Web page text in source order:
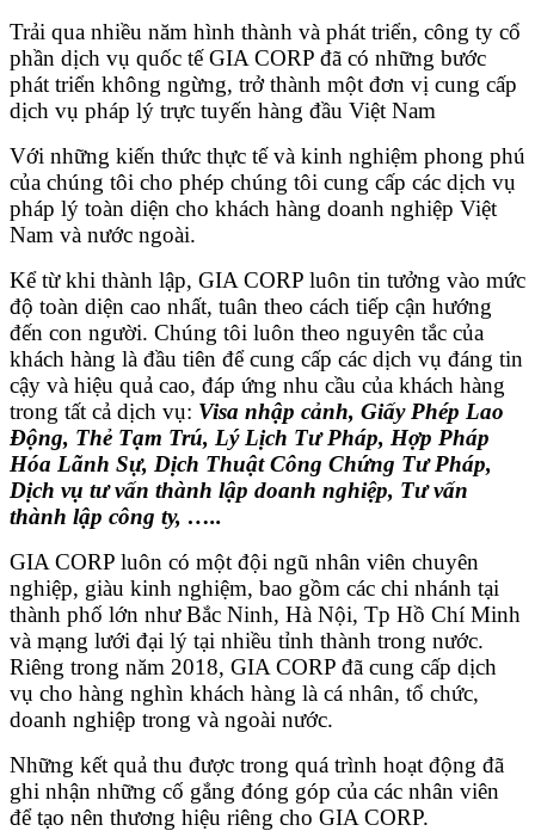
Trải qua nhiều năm hình thành và phát triển, công ty cổ
phần dịch vụ quốc tế GIA CORP đã có những bước
phát triển không ngừng, trở thành một đơn vị cung cấp
dịch vụ pháp lý trực tuyến hàng đầu Việt Nam
Với những kiến thức thực tế và kinh nghiệm phong phú
của chúng tôi cho phép chúng tôi cung cấp các dịch vụ
pháp lý toàn diện cho khách hàng doanh nghiệp Việt
Nam và nước ngoài.
Kể từ khi thành lập, GIA CORP luôn tin tưởng vào mức
độ toàn diện cao nhất, tuân theo cách tiếp cận hướng
đến con người. Chúng tôi luôn theo nguyên tắc của
khách hàng là đầu tiên để cung cấp các dịch vụ đáng tin
cậy và hiệu quả cao, đáp ứng nhu cầu của khách hàng
trong tất cả dịch vụ: Visa nhập cảnh, Giấy Phép Lao
Động, Thẻ Tạm Trú, Lý Lịch Tư Pháp, Hợp Pháp
Hóa Lãnh Sự, Dịch Thuật Công Chứng Tư Pháp,
Dịch vụ tư vấn thành lập doanh nghiệp, Tư vấn
thành lập công ty, …..
GIA CORP luôn có một đội ngũ nhân viên chuyên
nghiệp, giàu kinh nghiệm, bao gồm các chi nhánh tại
thành phố lớn như Bắc Ninh, Hà Nội, Tp Hồ Chí Minh
và mạng lưới đại lý tại nhiều tỉnh thành trong nước.
Riêng trong năm 2018, GIA CORP đã cung cấp dịch
vụ cho hàng nghìn khách hàng là cá nhân, tổ chức,
doanh nghiệp trong và ngoài nước.
Những kết quả thu được trong quá trình hoạt động đã
ghi nhận những cố gắng đóng góp của các nhân viên
để tạo nên thương hiệu riêng cho GIA CORP.